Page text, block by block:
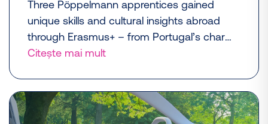
Three Pöppelmann apprentices gained
unique skills and cultural insights abroad
through Erasmus+ – from Portugal’s charm
to Hungary’s innovative workplace.
Citește mai mult